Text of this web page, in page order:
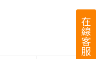
在
線
客
服